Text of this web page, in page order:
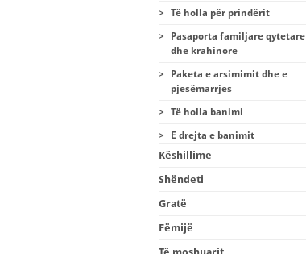
> Të holla për prindërit
>
Pasaporta familjare qytetare
dhe krahinore
>
Paketa e arsimimit dhe e
pjesëmarrjes
> Të holla banimi
> E drejta e banimit
Këshillime
Shëndeti
Gratë
Fëmijë